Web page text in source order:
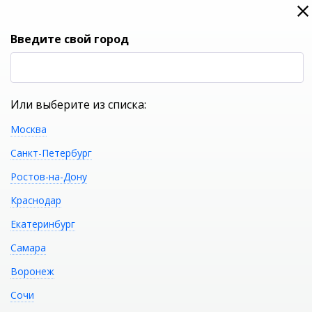
0
Акриловая ванна GEMY
G9229
Введите свой город
Или выберите из списка:
Москва
Санкт-Петербург
Ростов-на-Дону
Краснодар
Екатеринбург
Самара
Воронеж
Сочи